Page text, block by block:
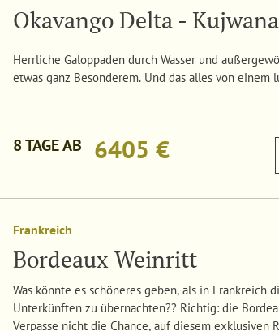
Okavango Delta -
Herrliche Galoppaden durch Wasser und
etwas ganz Besonderem. Und das alles von einem
8 TAGE AB 6405 €
Frankreich
Bordeaux Weinritt
Was könnte es schöneres geben, als in
Unterkünften zu übernachten?? Richtig: die
Verpasse nicht die Chance, auf diesem exklusiven